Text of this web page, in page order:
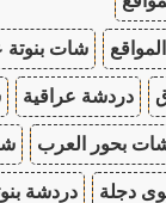
شات
دردشة عراقية
بحور العرب
دجلة دردشة